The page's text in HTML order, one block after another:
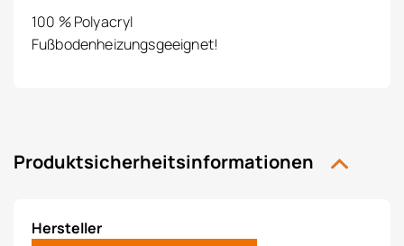
100 % Polyacryl
Fußbodenheizungsgeeignet!
Produktsicherheitsinformationen
Hersteller